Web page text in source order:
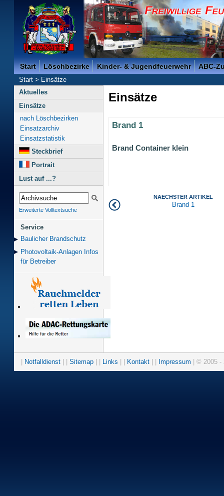
Freiwillige Feuerwehr der Kreisstadt Saarlouis -
Start Löschbezirke Kinder- & Jugendfeuerwehr ABC-
Start>Einsätze
Aktuelles
Einsätze
nach Löschbezirken
Einsatzarchiv
Einsatzstatistik
Steckbrief
Portrait
Lust auf ...?
Erweiterte Volltextsuche
Service
Baulicher Brand­schutz
Photovoltaik-Anlagen Infos
für Betreiber
Einsätze
Brand 1
Brand Container klein
NAECHSTER ARTIKEL
Brand 1
Notfalldienst Sitemap Links Kontakt Impressum | © 2005 -